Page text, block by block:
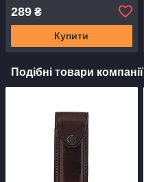
289 ₴
Купити
Подібні товари компанії